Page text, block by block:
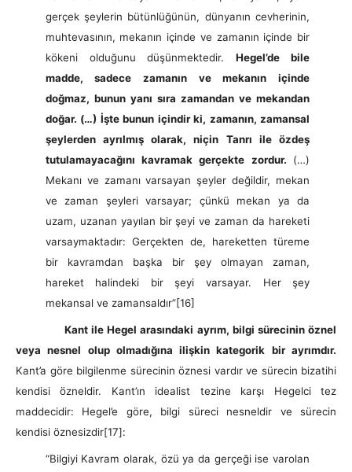
gerçek şeylerin bütünlüğünün, dünyanın cevherinin,
muhtevasının, mekanın içinde ve zamanın içinde bir
kökeni olduğunu düşünmektedir.Hegel’de bile
madde, sadece zamanın ve mekanın içinde
doğmaz, bunun yanı sıra zamandan ve mekandan
doğar. (…) İşte bunun içindir ki, zamanın, zamansal
şeylerden ayrılmış olarak, niçin Tanrı ile özdeş
tutulamayacağını kavramak gerçekte zordur. (…)
Mekanı ve zamanı varsayan şeyler değildir, mekan
ve zaman şeyleri varsayar; çünkü mekan ya da
uzam, uzanan yayılan bir şeyi ve zaman da hareketi
varsaymaktadır: Gerçekten de, hareketten türeme
bir kavramdan başka bir şey olmayan zaman,
hareket halindeki bir şeyi varsayar. Her şey
mekansal ve zamansaldır”[16]
Kant ile Hegel arasındaki ayrım, bilgi sürecinin öznel
veya nesnel olup olmadığına ilişkin kategorik bir ayrımdır.
Kant’a göre bilgilenme sürecinin öznesi vardır ve sürecin bizatihi
kendisi özneldir. Kant’ın idealist tezine karşı Hegelci tez
maddecidir: Hegel’e göre, bilgi süreci nesneldir ve sürecin
kendisi öznesizdir[17]:
“Bilgiyi Kavram olarak, özü ya da gerçeği ise varolan